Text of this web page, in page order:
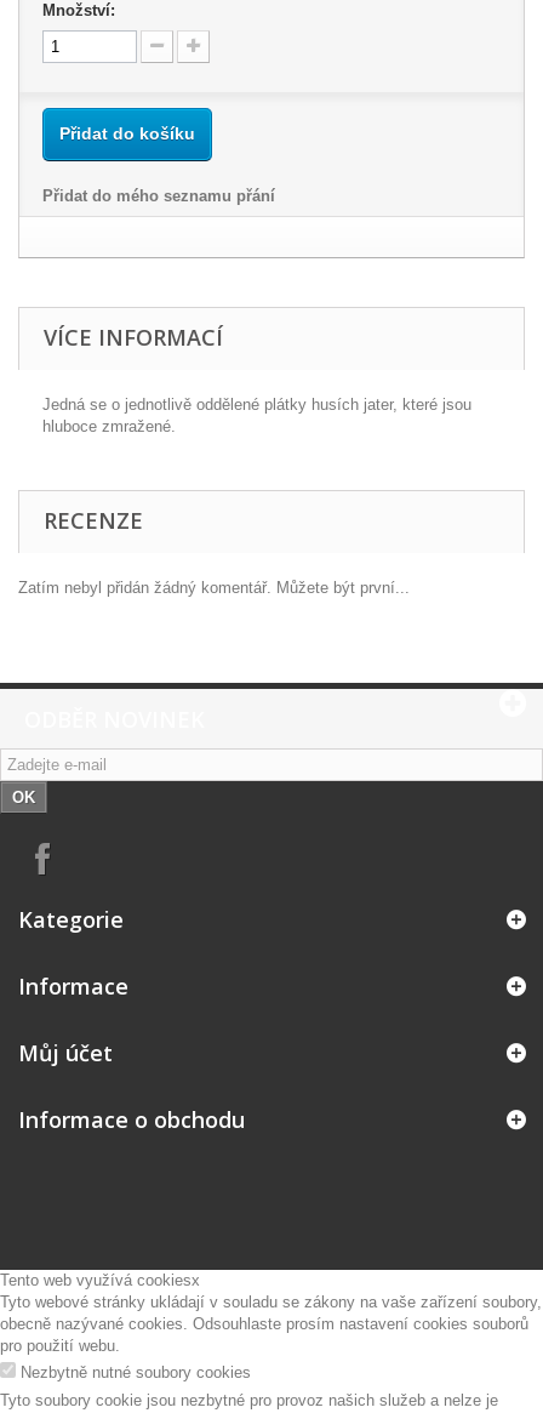
Množství:
Přidat do košíku
Přidat do mého seznamu přání
VÍCE INFORMACÍ
Jedná se o jednotlivě oddělené plátky husích jater, které jsou
hluboce zmražené.
RECENZE
Zatím nebyl přidán žádný komentář. Můžete být první...
OK
Kategorie
Informace
Můj účet
Informace o obchodu
Tento web využívá cookiesx
Tyto webové stránky ukládají v souladu se zákony na vaše zařízení soubory,
obecně nazývané cookies. Odsouhlaste prosím nastavení cookies souborů
pro použití webu.
Nezbytně nutné soubory cookies
Tyto soubory cookie jsou nezbytné pro provoz našich služeb a nelze je